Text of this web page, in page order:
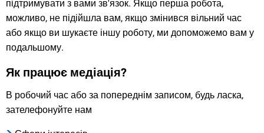
підтримувати з вами зв'язок. Якщо перша робота,
можливо, не підійшла вам, якщо змінився вільний час
або якщо ви шукаєте іншу роботу, ми допоможемо вам у
подальшому.
Як працює медіація?
В робочий час або за попереднім записом, будь ласка,
зателефонуйте нам